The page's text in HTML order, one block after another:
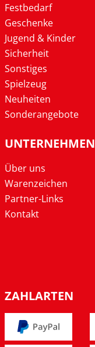
Festbedarf
Geschenke
Jugend & Kinder
Sicherheit
Sonstiges
Spielzeug
Neuheiten
Sonderangebote
UNTERNEHMEN
Über uns
Warenzeichen
Partner-Links
Kontakt
ZAHLARTEN